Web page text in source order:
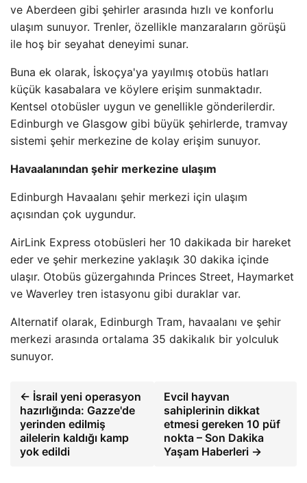
ve Aberdeen gibi şehirler arasında hızlı ve konforlu
ulaşım sunuyor. Trenler, özellikle manzaraların görüşü
ile hoş bir seyahat deneyimi sunar.
Buna ek olarak, İskoçya'ya yayılmış otobüs hatları
küçük kasabalara ve köylere erişim sunmaktadır.
Kentsel otobüsler uygun ve genellikle gönderilerdir.
Edinburgh ve Glasgow gibi büyük şehirlerde, tramvay
sistemi şehir merkezine de kolay erişim sunuyor.
Havaalanından şehir merkezine ulaşım
Edinburgh Havaalanı şehir merkezi için ulaşım
açısından çok uygundur.
AirLink Express otobüsleri her 10 dakikada bir hareket
eder ve şehir merkezine yaklaşık 30 dakika içinde
ulaşır. Otobüs güzergahında Princes Street, Haymarket
ve Waverley tren istasyonu gibi duraklar var.
Alternatif olarak, Edinburgh Tram, havaalanı ve şehir
merkezi arasında ortalama 35 dakikalık bir yolculuk
sunuyor.
← İsrail yeni operasyon
hazırlığında: Gazze'de
yerinden edilmiş
ailelerin kaldığı kamp
yok edildi
Evcil hayvan
sahiplerinin dikkat
etmesi gereken 10 püf
nokta – Son Dakika
Yaşam Haberleri →